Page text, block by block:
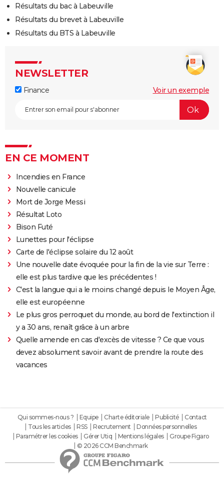
Résultats du bac à Labeuville
Résultats du brevet à Labeuville
Résultats du BTS à Labeuville
NEWSLETTER
Finance Voir un exemple
EN CE MOMENT
Incendies en France
Nouvelle canicule
Mort de Jorge Messi
Résultat Loto
Bison Futé
Lunettes pour l'éclipse
Carte de l'éclipse solaire du 12 août
Une nouvelle date évoquée pour la fin de la vie sur Terre :
elle est plus tardive que les précédentes !
C'est la langue qui a le moins changé depuis le Moyen Âge,
elle est européenne
Le plus gros perroquet du monde, au bord de l'extinction il
y a 30 ans, renaît grâce à un arbre
Quelle amende en cas d'excès de vitesse ? Ce que vous
devez absolument savoir avant de prendre la route des
vacances
Qui sommes-nous ? Equipe Charte éditoriale Publicité
Contact
Tous les articles
RSS Recrutement
Données personnelles
Paramétrer les cookies
Gérer Utiq Mentions légales
Groupe Figaro
© 2026 CCM Benchmark